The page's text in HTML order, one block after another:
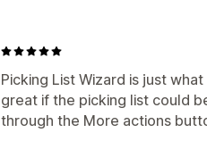
Picking List Wizard is just
great if the picking list could
through the More actions